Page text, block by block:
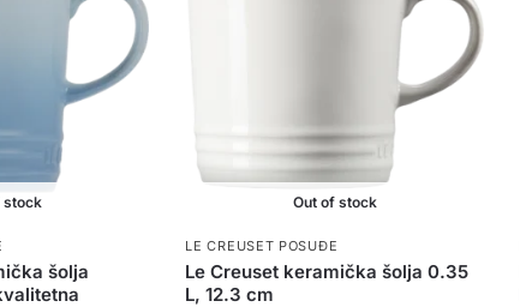
stock
šolja
Out of stock
LE CREUSET POSUĐE
Le Creuset keramička šolja 0.35
L, 12.3 cm